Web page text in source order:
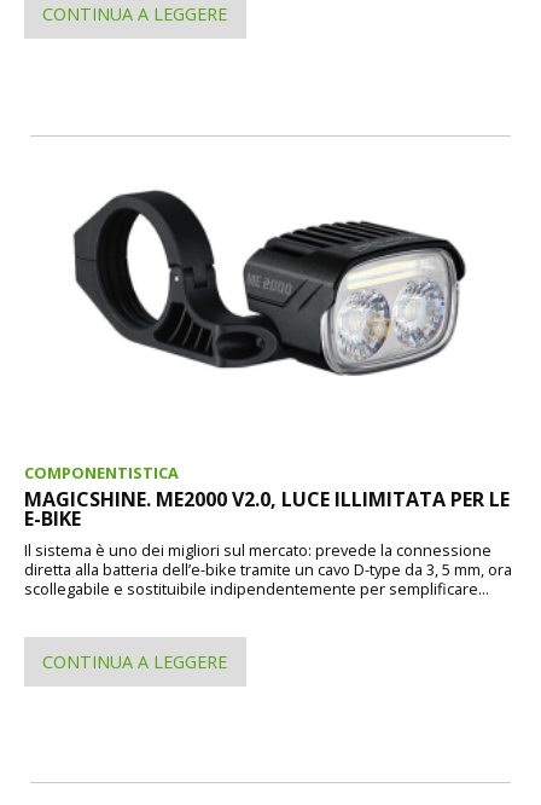
CONTINUA A LEGGERE
COMPONENTISTICA
MAGICSHINE. ME2000 V2.0, LUCE ILLIMITATA PER LE
E-BIKE
Il sistema è uno dei migliori sul mercato: prevede la connessione
diretta alla batteria dell’e-bike tramite un cavo D-type da 3, 5 mm, ora
scollegabile e sostituibile indipendentemente per semplificare...
CONTINUA A LEGGERE